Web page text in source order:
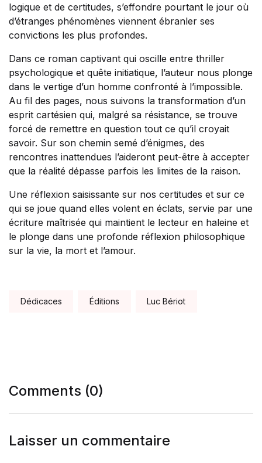
logique et de certitudes, s’effondre pourtant le jour où
d’étranges phénomènes viennent ébranler ses
convictions les plus profondes.
Dans ce roman captivant qui oscille entre thriller
psychologique et quête initiatique, l’auteur nous plonge
dans le vertige d’un homme confronté à l’impossible.
Au fil des pages, nous suivons la transformation d’un
esprit cartésien qui, malgré sa résistance, se trouve
forcé de remettre en question tout ce qu’il croyait
savoir. Sur son chemin semé d’énigmes, des
rencontres inattendues l’aideront peut-être à accepter
que la réalité dépasse parfois les limites de la raison.
Une réflexion saisissante sur nos certitudes et sur ce
qui se joue quand elles volent en éclats, servie par une
écriture maîtrisée qui maintient le lecteur en haleine et
le plonge dans une profonde réflexion philosophique
sur la vie, la mort et l’amour.
Tags:
Dédicaces Éditions Luc Bériot
Comments (0)
Laisser un commentaire